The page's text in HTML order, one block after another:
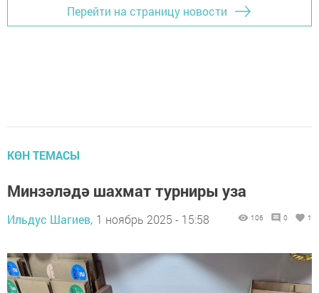
Перейти на страницу новости
КӨН ТЕМАСЫ
Минзәләдә шахмат турниры уза
Ильдус Шагиев, 1 ноябрь 2025 - 15:58 106 0 1